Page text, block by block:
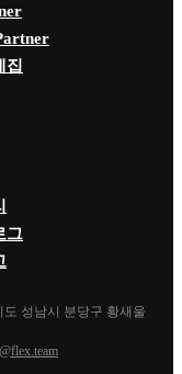
집
그
도 성남시 분당구 황새울